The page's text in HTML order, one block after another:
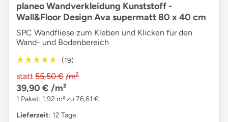
planeo Wandverkleidung Kunststoff -
Wall&Floor Design Ava supermatt 80 x 40 cm
SPC Wandfliese zum Kleben und Klicken für den
Wand- und Bodenbereich
★★★★★
★★★★★ (19)
statt 55,50 € /m²
39,90 € /m²
1 Paket: 1,92 m² zu 76,61 €
Lieferzeit: 12 Tage